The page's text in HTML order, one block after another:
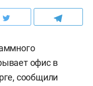
офис в
сообщили